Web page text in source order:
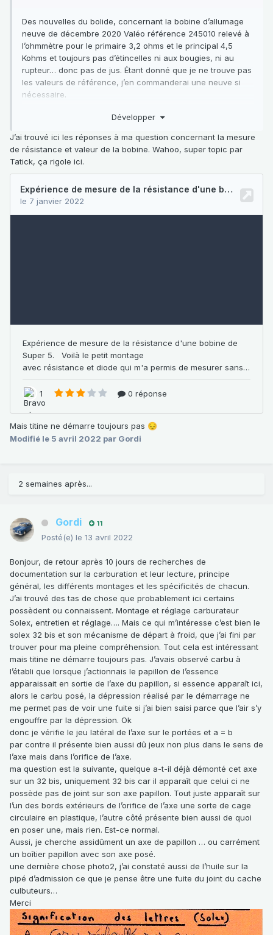
Des nouvelles du bolide, concernant la bobine d’allumage
neuve de décembre 2020 Valéo référence 245010 relevé à
l’ohmmètre pour le primaire 3,2 ohms et le principal 4,5
Kohms et toujours pas d’étincelles ni aux bougies, ni au
rupteur… donc pas de jus. Étant donné que je ne trouve pas
les valeurs de référence, j’en commanderai une neuve si
nécessaire.
des clips sur les durites, donc je me suis procuré des
la pompe à essence neuve de décembre 2020 qui se
poursuit par le filtre qui arrive dans une sorte de bol ( vert
sur la photo). Sur ce bol arrive aussi une durite et ce bol
photo?
merci et bonne soirée
Développer
J’ai trouvé ici les réponses à ma question concernant la mesure
de résistance et valeur de la bobine. Wahoo, super topic par
Tatick, ça rigole ici.
Mais titine ne démarre toujours pas 😔
Modifié le 5 avril 2022 par Gordi
2 semaines après...
Gordi 11
Posté(e) le 13 avril 2022
Bonjour, de retour après 10 jours de recherches de
documentation sur la carburation et leur lecture, principe
général, les différents montages et les spécificités de chacun.
J’ai trouvé des tas de chose que probablement ici certains
possèdent ou connaissent. Montage et réglage carburateur
Solex, entretien et réglage…. Mais ce qui m’intéresse c’est bien le
solex 32 bis et son mécanisme de départ à froid, que j’ai fini par
trouver pour ma pleine compréhension. Tout cela est intéressant
mais titine ne démarre toujours pas. J’avais observé carbu à
l’établi que lorsque j’actionnais le papillon de l’essence
apparaissait en sortie de l’axe du papillon, si essence apparaît ici,
alors le carbu posé, la dépression réalisé par le démarrage ne
me permet pas de voir une fuite si j’ai bien saisi parce que l’air s’y
engouffre par la dépression. Ok
donc je vérifie le jeu latéral de l’axe sur le portées et a = b
par contre il présente bien aussi dû jeux non plus dans le sens de
l’axe mais dans l’orifice de l’axe.
ma question est la suivante, quelque a-t-il déjà démonté cet axe
sur un 32 bis, uniquement 32 bis car il apparaît que celui ci ne
possède pas de joint sur son axe papillon. Tout juste apparaît sur
l’un des bords extérieurs de l’orifice de l’axe une sorte de cage
circulaire en plastique, l’autre côté présente bien aussi de quoi
en poser une, mais rien. Est-ce normal.
Aussi, je cherche assidûment un axe de papillon … ou carrément
un boîtier papillon avec son axe posé.
une dernière chose photo2, j’ai constaté aussi de l’huile sur la
pipé d’admission ce que je pense être une fuite du joint du cache
culbuteurs…
Merci